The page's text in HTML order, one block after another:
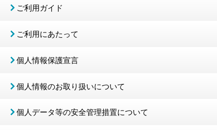
ご利用ガイド
ご利用にあたって
個人情報保護宣言
個人情報のお取り扱いについて
個人データ等の安全管理措置について